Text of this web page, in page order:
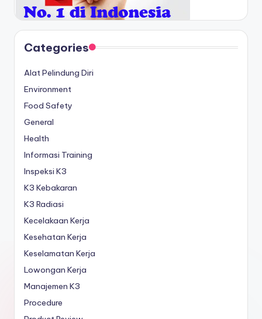
Categories
Alat Pelindung Diri
Environment
Food Safety
General
Health
Informasi Training
Inspeksi K3
K3 Kebakaran
K3 Radiasi
Kecelakaan Kerja
Kesehatan Kerja
Keselamatan Kerja
Lowongan Kerja
Manajemen K3
Procedure